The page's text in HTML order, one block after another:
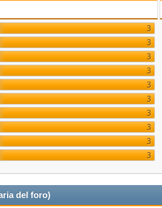
3
3
3
3
3
3
3
3
3
3
del foro)